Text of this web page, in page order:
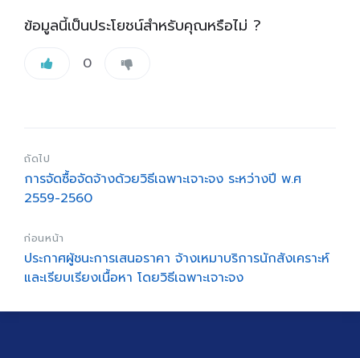
ข้อมูลนี้เป็นประโยชน์สำหรับคุณหรือไม่ ?
0
ถัดไป
การจัดซื้อจัดจ้างด้วยวิธีเฉพาะเจาะจง ระหว่างปี พ.ศ
2559-2560
ก่อนหน้า
ประกาศผู้ชนะการเสนอราคา จ้างเหมาบริการนักสังเคราะห์
และเรียบเรียงเนื้อหา โดยวิธีเฉพาะเจาะจง